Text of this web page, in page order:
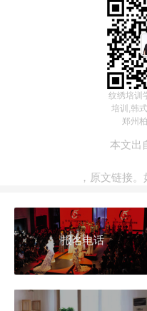
纹绣培训
培训,韩
郑州
本文出
， 原文链接。
报名电话